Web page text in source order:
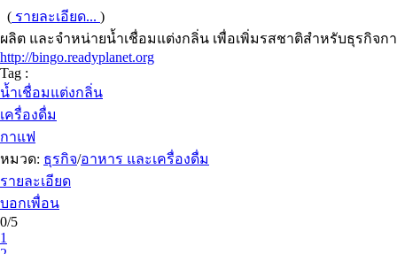
( รายละเอียด... )
ผลิต และจำหน่ายน้ำเชื่อมแต่งกลิ่น เพื่อเพิ่มรสชาติสำหรับธุรกิจก
http://bingo.readyplanet.org
Tag :
น้ำเชื่อมแต่งกลิ่น
เครื่องดื่ม
กาแฟ
หมวด: ธุรกิจ/อาหาร และเครื่องดื่ม
รายละเอียด
บอกเพื่อน
0/5
1